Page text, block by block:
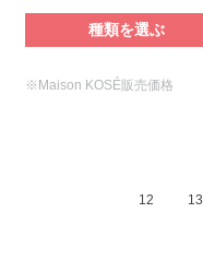
種類を選ぶ
※Maison KOSÉ販売価格
12 13